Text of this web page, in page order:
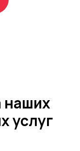
наших
услуг